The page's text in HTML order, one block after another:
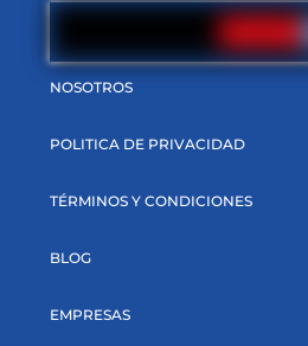
NOSOTROS
POLITICA DE PRIVACIDAD
TÉRMINOS Y CONDICIONES
BLOG
EMPRESAS